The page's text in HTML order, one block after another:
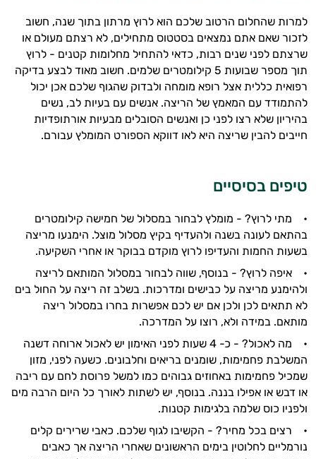
למרות שהחלום הרטוב שלכם הוא לרוץ מרתון בתוך שנה, חשוב
לזכור שאם אתם נמצאים בסטטוס מתחילים, לא רצתם מעולם או
שרצתם לפני שנים רבות, כדאי להתחיל מחלומות קטנים - לרוץ
תוך מספר שבועות 5 קילומטרים שלמים. חשוב מאוד לבצע בדיקה
רפואית כללית אצל רופא מומחה ולבדוק שהגוף שלכם אכן יכול
להתמודד עם המאמץ של הריצה. אנשים עם בעיות לב, נשים
בהיריון שלא רצו לפני כן ואנשים הסובלים מבעיות אורתופדיות
חייבים להבין שריצה היא לאו דווקא הספורט המומלץ עבורם.
טיפים בסיסיים
• מתי לרוץ? - מומלץ לבחור במסלול של חמישה קילומטרים
בהתאם לעונה בשנה ולהעדיף בקיץ מסלול מוצל. הימנעו מריצה
בשעות החמות והעדיפו לרוץ מוקדם בבוקר או אחרי השקיעה.
• איפה לרוץ? - בנוסף, שווה לבחור במסלול המותאם לריצה
ולהימנע מריצה על כבישים ומדרכות. בשלב זה ריצה על החול בים
לא תתאים לכן ולכן אם יש לכם אפשרות בחרו במסלול ריצה
מותאם. במידה ולא, רוצו על המדרכה.
• מה לאכול? - כ- 4 שעות לפני האימון יש לאכול ארוחה דשנה
המשלבת פחמימות, שומנים בריאים וחלבונים. כשעה לפני, מזון
שמכיל פחמימות באחוזים גבוהים כמו למשל פרוסת לחם עם ריבה
או דבש או אפילו בננה. בנוסף, יש לשתות לאורך כל היום הרבה מים
ולפניו כוס שלמה בלגימות קטנות.
• רצים בכל מחיר? - הקשיבו לגוף שלכם. כאבי שרירים קלים
נורמליים לחלוטין בימים הראשונים שאחרי הריצה אך כאבים